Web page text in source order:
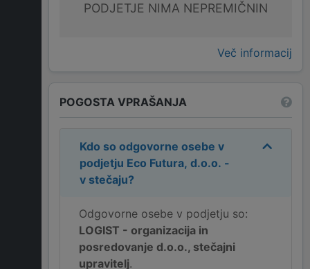
PODJETJE NIMA NEPREMIČNIN
Več informacij
POGOSTA VPRAŠANJA
Kdo so odgovorne osebe v
podjetju Eco Futura, d.o.o. -
v stečaju?
Odgovorne osebe v podjetju so:
LOGIST - organizacija in
posredovanje d.o.o., stečajni
upravitelj.